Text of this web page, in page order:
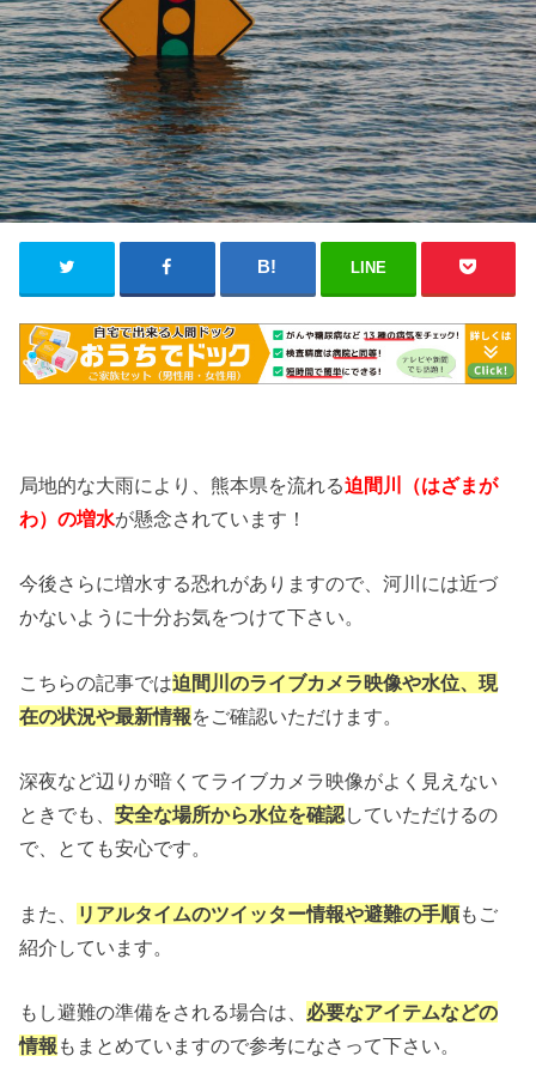
LINE
局地的な大雨により、熊本県を流れる迫間川
（はざまが
わ）の増水が懸念されています！
今後さらに増水する恐れがありますので、河川には近づ
かないように十分お気をつけて下さい。
こちらの記事では迫間川のライブカメラ映像や水位、現
在の状況や最新情報をご確認いただけます。
深夜など辺りが暗くてライブカメラ映像がよく見えない
ときでも、安全な場所から水位を確認していただけるの
で、とても安心です。
また、 リアルタイムのツイッター情報や避難の手順もご
紹介しています。
もし避難の準備をされる場合は、 必要なアイテムなどの
情報 もまとめていますので参考になさって下さい。